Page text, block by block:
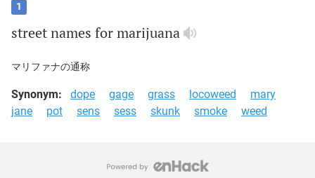
1
streetnames formarijuana
マリファナの通称
Synonym: dope gage grass locoweed
mary
jane
pot sens sess skunk smoke weed